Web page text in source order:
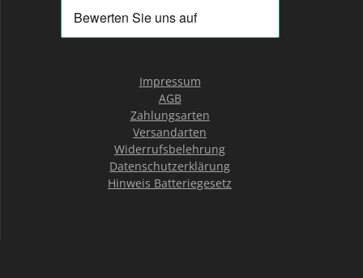
Impressum
AGB
Zahlungsarten
Versandarten
Widerrufsbelehrung
Datenschutzerklärung
Hinweis Batteriegesetz